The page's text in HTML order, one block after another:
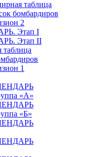
таблица
бомбардиров
2
Этап I
Этап II
таблица
1
«А»
«Б»